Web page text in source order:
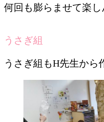
何回も膨らませて楽し
うさぎ組
うさぎ組もH先生から